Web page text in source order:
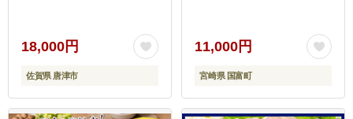
げ 親子丼 お弁当
18,000円
佐賀県 唐津市
キャンプ 小分け パック
簡単調理 便利 手軽 時短
レンジ調理 湯煎
11,000円
宮崎県 国富町